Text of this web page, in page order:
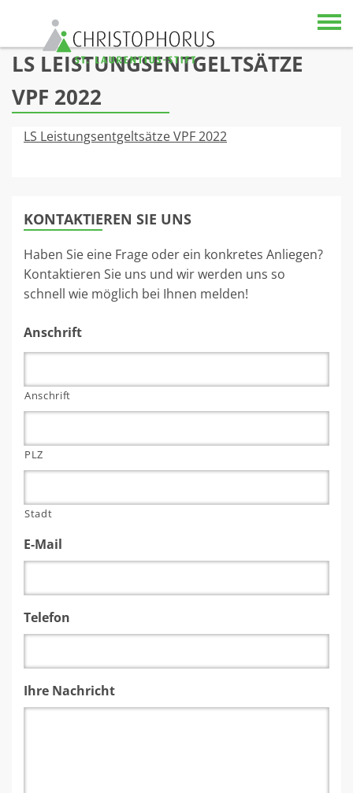
Skip to content
LS LEISTUNGSENTGELTSÄTZE
VPF 2022
LS Leistungsentgeltsätze VPF 2022
KONTAKTIEREN SIE UNS
Haben Sie eine Frage oder ein konkretes Anliegen?
Kontaktieren Sie uns und wir werden uns so
schnell wie möglich bei Ihnen melden!
Anschrift
Anschrift
PLZ
Stadt
E-Mail
Telefon
Ihre Nachricht